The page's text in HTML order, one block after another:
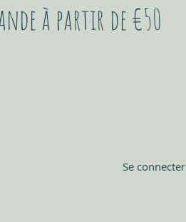
à partir de €50
Se connecter